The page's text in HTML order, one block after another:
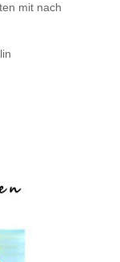
mit nach